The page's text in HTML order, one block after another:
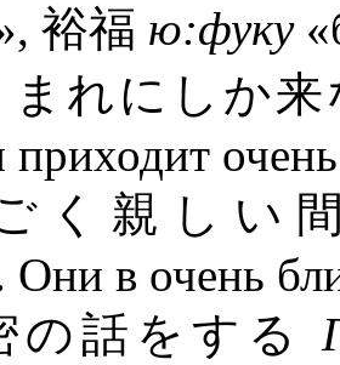
裕福 ю:фуку
まれにしか
く親しい
Они в очень
の話をする